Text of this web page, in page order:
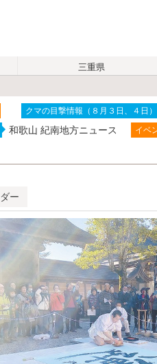
三重県
クマの目撃情報（８月３日、４日）
和歌山 紀南地方ニュース イベ
ー
木 金
30
6 7
13 14
20 21
27 28